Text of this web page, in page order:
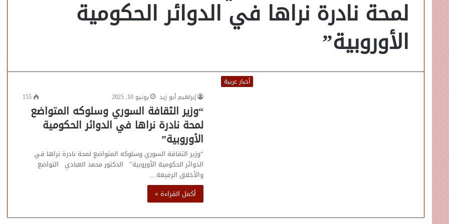
لمحة نادرة نراها في الدوائر الحكومية
الأوروبية”
أخبار عربية
إبراهيم أبو زيد
يونيو 10, 2025 155
“وزير الثقافة السوري وسلوكه المتواضع
لمحة نادرة نراها في الدوائر الحكومية
الأوروبية”
“وزير الثقافة السوري وسلوكه المتواضع لمحة نادرة نراها في
الدوائر الحكومية الأوروبية” الدكتور محمد العبادي التواضع
والأخلاق الرفيعة…
أكمل القراءة »